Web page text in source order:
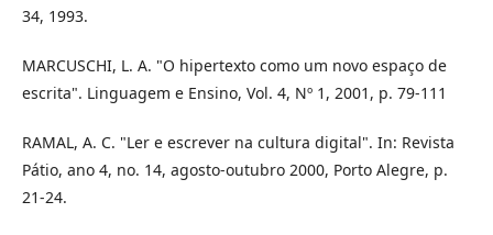
34, 1993.
MARCUSCHI, L. A. "O hipertexto como um novo espaço de
escrita". Linguagem e Ensino, Vol. 4, Nº 1, 2001, p. 79-111
RAMAL, A. C. "Ler e escrever na cultura digital". In: Revista
Pátio, ano 4, no. 14, agosto-outubro 2000, Porto Alegre, p.
21-24.